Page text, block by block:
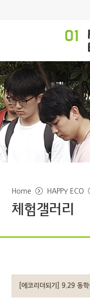
Home HAPPY ECO
[에코리더되기] 9.29 동학